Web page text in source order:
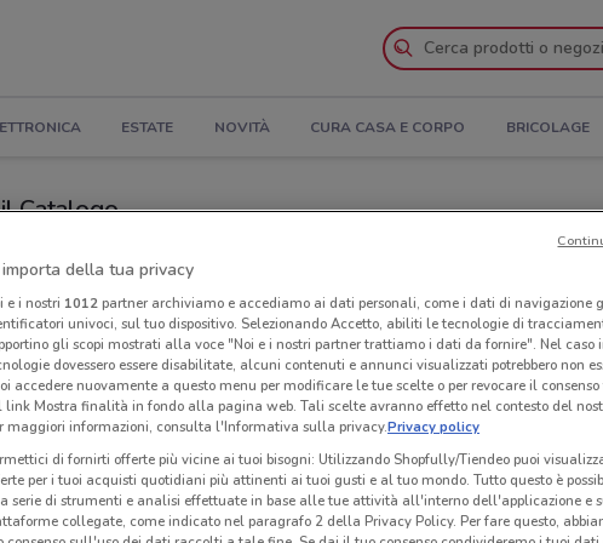
ESTATE NOVITÀ CURA CASA E CORPO BRICOLAGE
Catalogo
Negozi Action nelle vicinanze
importa della tua privacy
e i nostri 1012partner archiviamo e accediamo ai dati personali, come i dati di navigazione
univoci, sul tuo dispositivo. Selezionando Accetto, abiliti le tecnologie di
gli scopi mostrati alla voce "Noi e i nostri partner trattiamo i dati da fornire". Nel caso
dovessero essere disabilitate, alcuni contenuti e annunci visualizzati potrebbero non
accedere nuovamente a questo menu per modificare le tue scelte o per revocare il
link Mostra finalità in fondo alla pagina web. Tali scelte avranno effetto nel contesto del
maggiori informazioni, consulta l'Informativa sulla privacy.Privacy policy
di fornirti offerte più vicine ai tuoi bisogni: Utilizzando Shopfully/Tiendeo puoi
per i tuoi acquisti quotidiani più attinenti ai tuoi gusti e al tuo mondo. Tutto questo è
serie di strumenti e analisi effettuate in base alle tue attività all'interno dell'applicazione e
collegate, come indicato nel paragrafo 2 della Privacy Policy. Per fare questo,